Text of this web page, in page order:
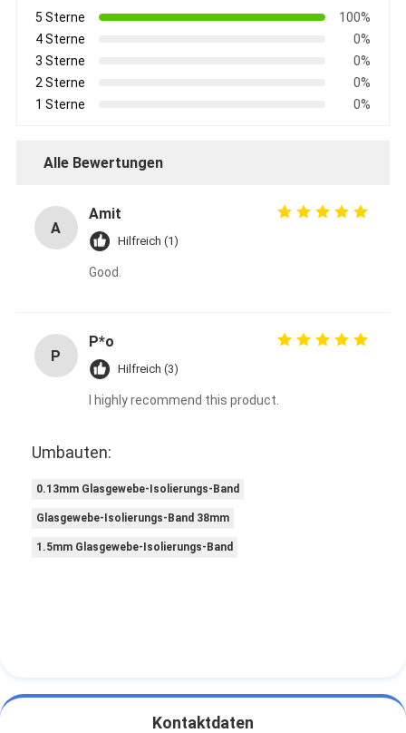
Produkte
Über uns
Fabrik-Ausflug
Hitzebeständiges Isolierungs-Band
Glasgewebe-Klebstreifen
Aluminiumfolie-Klebstreifen
Folienbeschichtetes Kraftpapier
Doppeltes mit Seiten versehener Klebstreifen
5 Sterne
100%
4 Sterne
0%
3 Sterne
0%
2 Sterne
0%
1 Sterne
0%
Alle Bewertungen
A
Amit
Hilfreich (1)
Good.
P
P*o
Hilfreich (3)
I highly recommend this product.
Umbauten:
0.13mm Glasgewebe-Isolierungs-Band
Glasgewebe-Isolierungs-Band 38mm
1.5mm Glasgewebe-Isolierungs-Band
Kontaktdaten